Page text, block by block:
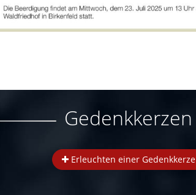
Gedenkkerzen
Erleuchten einer Gedenkkerze